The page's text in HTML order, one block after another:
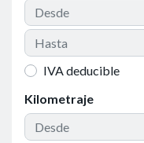
IVA deducible
Kilometraje